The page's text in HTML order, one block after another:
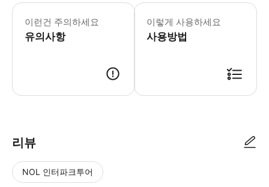
이런건 주의하세요
유의사항
이렇게 사용하세요
사용방법
리뷰
NOL 인터파크투어